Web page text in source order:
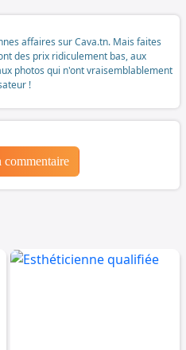
affaires sur Cava.tn. Mais faites
des prix ridiculement bas, aux
photos qui n'ont vraisemblablement
!